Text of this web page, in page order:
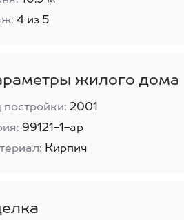
4 из 5
жилого дома
постройки: 2001
99121-1-ар
Кирпич